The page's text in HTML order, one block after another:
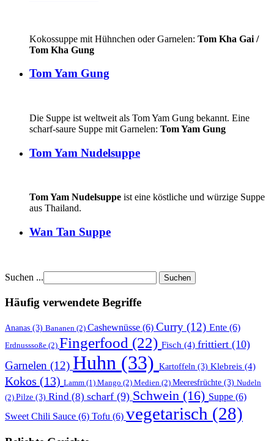
Kokossuppe mit Hühnchen oder Garnelen: Tom Kha Gai /
Tom Kha Gung
Tom Yam Gung
Die Suppe ist weltweit als Tom Yam Gung bekannt. Eine
scharf-saure Suppe mit Garnelen: Tom Yam Gung
Tom Yam Nudelsuppe
Tom Yam Nudelsuppe ist eine köstliche und würzige Suppe
aus Thailand.
Wan Tan Suppe
Suchen ... Suchen
Häufig verwendete Begriffe
Ananas (3) Bananen (2) Cashewnüsse (6) Curry (12) Ente (6)
Erdnusssoße (2) Fingerfood (22) Fisch (4) frittiert (10)
Garnelen (12) Huhn (33) Kartoffeln (3) Klebreis (4)
Kokos (13) Lamm (1) Mango (2) Medien (2) Meeresfrüchte (3) Nudeln
(2) Pilze (3) Rind (8) scharf (9) Schwein (16) Suppe (6)
Sweet Chili Sauce (6) Tofu (6) vegetarisch (28)